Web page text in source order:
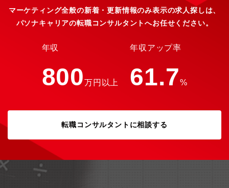
マーケティング全般の新着・更新情報のみ表示の求人探しは、
パソナキャリアの転職コンサルタントへお任せください。
年収
800万円以上
年収アップ率
61.7%
転職コンサルタントに相談する